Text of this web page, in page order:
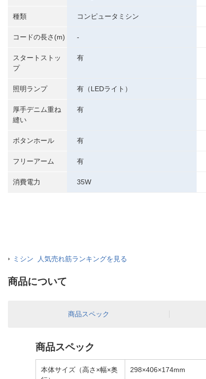
種類
コードの長さ(m)
スタートストッ
プ
照明ランプ
厚手デニム重ね
縫い
ボタンホール
フリーアーム
消費電力
コンピュータミシン
-
有
有（LEDライト）
有
有
有
35W
ミシン 人気売れ筋ランキングを見る
商品について
商品スペック
商品スペック
本体サイズ（高さ×幅×奥
298×406×174mm